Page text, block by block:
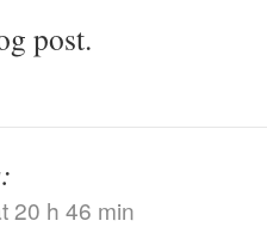
post.
20 h 46 min